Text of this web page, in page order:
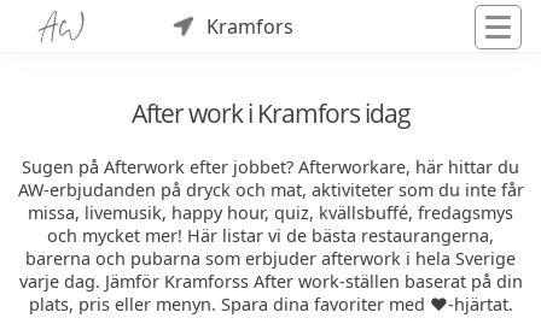
Kramfors
After work i Kramfors idag
Sugen på Afterwork efter jobbet? Afterworkare, här hittar du
AW-erbjudanden på dryck och mat, aktiviteter som du inte får
missa, livemusik, happy hour, quiz, kvällsbuffé, fredagsmys
och mycket mer! Här listar vi de bästa restaurangerna,
barerna och pubarna som erbjuder afterwork i hela Sverige
varje dag. Jämför Kramforss After work-ställen baserat på din
plats, pris eller menyn. Spara dina favoriter med ❤️-hjärtat.